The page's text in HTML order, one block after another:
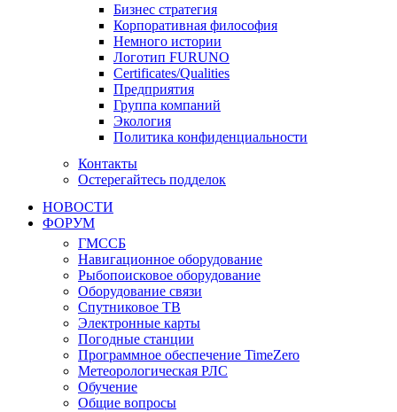
Бизнес стратегия
Корпоративная философия
Немного истории
Логотип FURUNO
Certificates/Qualities
Предприятия
Группа компаний
Экология
Политика конфиденциальности
Контакты
Остерегайтесь подделок
НОВОСТИ
ФОРУМ
ГМССБ
Навигационное оборудование
Рыбопоисковое оборудование
Оборудование связи
Спутниковое ТВ
Электронные карты
Погодные станции
Программное обеспечение TimeZero
Метеорологическая РЛС
Обучение
Общие вопросы